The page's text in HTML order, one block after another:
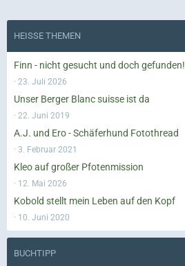
HEISSE THEMEN
Finn - nicht gesucht und doch gefunden!
23. Juli 2026
Unser Berger Blanc suisse ist da
22. Juni 2019
A.J. und Ero - Schäferhund Fotothread
3. Februar 2021
Kleo auf großer Pfotenmission
12. Mai 2026
Kobold stellt mein Leben auf den Kopf
10. Juni 2020
BUCHTIPP